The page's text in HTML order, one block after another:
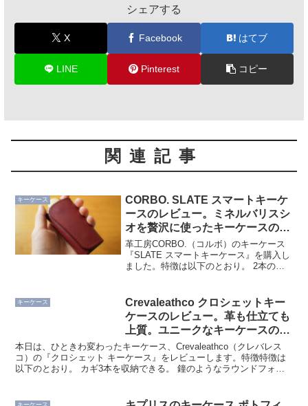
シェアする
X Facebook はてブ
LINE Pinterest コピー
関連記事
キーケース
CORBO. SLATE スマートキーケ
ースのレビュー。ミネルバリスシ
オを贅沢に使ったキーケースの使
い勝手と特徴について
革工房CORBO.（コルボ）のキーケース
『SLATE スマートキーケース』を購入し
ました。特徴は以下のとおり。 2本のカ
タリアの革、ミネルバ・リスシオを使用
...
キーケース
Crevaleathco クロシェットキー
ケースのレビュー。革も仕立ても
上質。ユニークなキーケースの使
い勝手にせまる
本日は、ひときわ変わったキーケース、Crevaleathco（クレバレス
コ）の『クロシェット キーケース』をレビューします。特徴特徴は
以下のとおり。 カギ3本を収納できる。 鐘のようなラウンドフォル